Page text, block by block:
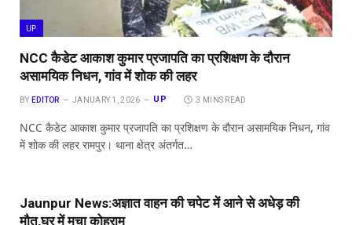
UP
NCC कैडेट आकाश कुमार प्रजापति का प्रशिक्षण के दौरान
असामयिक निधन, गांव में शोक की लहर
BY EDITOR JANUARY 1, 2026 UP 3 MINS READ
NCC कैडेट आकाश कुमार प्रजापति का प्रशिक्षण के दौरान असामयिक निधन, गांव
में शोक की लहर रामपुर। थाना क्षेत्र अंतर्गत…
Jaunpur News:अज्ञात वाहन की चपेट में आने से अधेड़ की
मौत,घर में मचा कोहराम